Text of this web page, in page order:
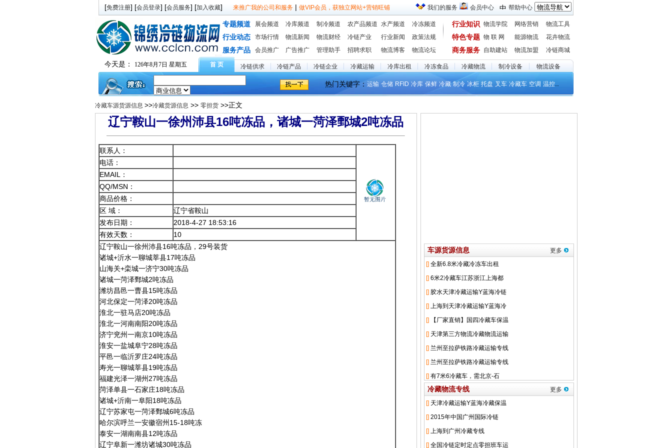
[免费注册] [会员登录] [会员服务] [加入收藏] 来推广我的公司和服务 | 做VIP会员，获独立网站+营销旺铺 我们的服务 会员中心 帮助中心
专题频道 展会频道 冷库频道 制冷频道 农产品频道 水产频道 冷冻频道 行业知识 物流学院 网络营销 物流工具
行业动态 市场行情 物流新闻 物流财经 冷链产业 行业新闻 政策法规 特色专题 物 联 网 能源物流 花卉物流
服务产品 会员推广 广告推广 管理助手 招聘求职 物流博客 物流论坛 商务服务 自助建站 物流加盟 冷链商城
今天是： 126年8月7日 星期五 首 页 冷链供求 冷链产品 冷链企业 冷藏运输 冷库出租 冷冻食品 冷藏物流 制冷设备 物流设备
热门关键字： 运输 仓储 RFID 冷库 保鲜 冷藏 制冷 冰柜 托盘 叉车 冷藏车 空调 温控
冷藏车源货源信息 >>冷藏货源信息 >> 零担货>>正文
辽宁鞍山一徐州沛县16吨冻品，诸城一菏泽鄄城2吨冻品
联系人：
电话：
EMAIL：
QQ/MSN：
商品价格：
区 域：
辽宁省鞍山
发布日期：
2018-4-27 18:53:16
有效天数：
10
辽宁鞍山一徐州沛县16吨冻品，29号装货
诸城+沂水一聊城莘县17吨冻品
山海关+栾城一济宁30吨冻品
诸城一菏泽鄄城2吨冻品
潍坊昌邑一曹县15吨冻品
河北保定一菏泽20吨冻品
淮北一驻马店20吨冻品
淮北一河南南阳20吨冻品
济宁兖州一南京10吨冻品
淮安一盐城阜宁28吨冻品
平邑一临沂罗庄24吨冻品
寿光一聊城莘县19吨冻品
福建光泽一湖州27吨冻品
菏泽单县一石家庄18吨冻品
诸城+沂南一阜阳18吨冻品
辽宁苏家屯一菏泽鄄城6吨冻品
哈尔滨呼兰一安徽宿州15-18吨冻
泰安一湖南南县12吨冻品
辽宁阜新一潍坊诸城30吨冻品
车源货源信息 更多
冷藏物流专线 更多